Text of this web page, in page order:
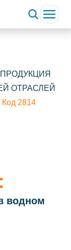
ПРОДУКЦИЯ
ОТРАСЛЕЙ
Код 2814
водном